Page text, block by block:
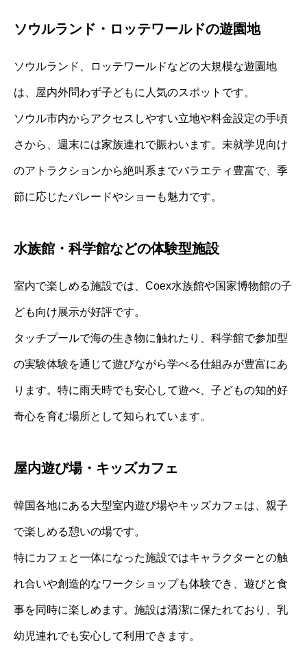
ソウルランド・ロッテワールドの遊園地
ソウルランド、ロッテワールドなどの大規模な遊園地
は、屋内外問わず子どもに人気のスポットです。
ソウル市内からアクセスしやすい立地や料金設定の手頃
さから、週末には家族連れで賑わいます。未就学児向け
のアトラクションから絶叫系までバラエティ豊富で、季
節に応じたパレードやショーも魅力です。
水族館・科学館などの体験型施設
室内で楽しめる施設では、Coex水族館や国家博物館の子
ども向け展示が好評です。
タッチプールで海の生き物に触れたり、科学館で参加型
の実験体験を通じて遊びながら学べる仕組みが豊富にあ
ります。特に雨天時でも安心して遊べ、子どもの知的好
奇心を育む場所として知られています。
屋内遊び場・キッズカフェ
韓国各地にある大型室内遊び場やキッズカフェは、親子
で楽しめる憩いの場です。
特にカフェと一体になった施設ではキャラクターとの触
れ合いや創造的なワークショップも体験でき、遊びと食
事を同時に楽しめます。施設は清潔に保たれており、乳
幼児連れでも安心して利用できます。